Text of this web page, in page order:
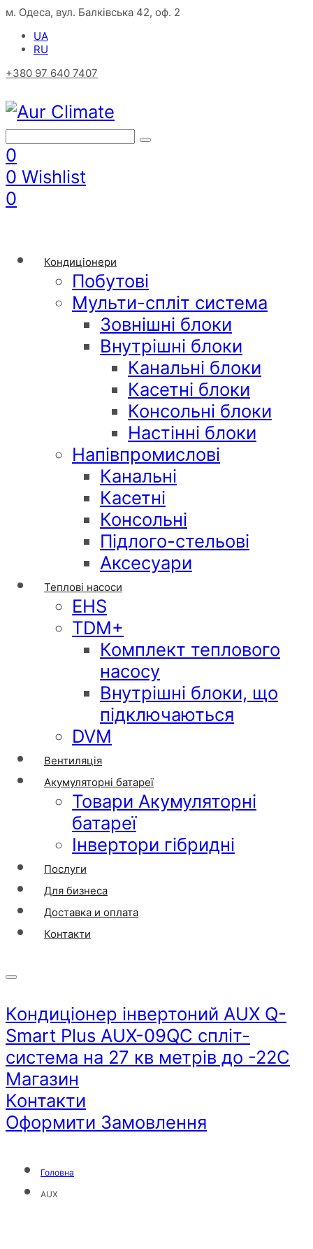
м. Одеса, вул. Балківська 42, оф. 2
UA
RU
+380 97 640 7407
0
0 Wishlist
0
Кондиціонери
Побутові
Мульти-спліт система
Зовнішні блоки
Внутрішні блоки
Канальні блоки
Касетні блоки
Консольні блоки
Настінні блоки
Напівпромислові
Канальні
Касетні
Консольні
Підлого-стельові
Аксесуари
Теплові насоси
EHS
TDM+
Комплект теплового
насосу
Внутрішні блоки, що
підключаються
DVM
Вентиляція
Акумуляторні батареї
Товари Акумуляторні
батареї
Інвертори гібридні
Послуги
Для бизнеса
Доставка и оплата
Контакти
Кондиціонер інвертоний AUX Q-
Smart Plus AUX-09QC спліт-
система на 27 кв метрів до -22С
Магазин
Контакти
Оформити Замовлення
Головна
AUX